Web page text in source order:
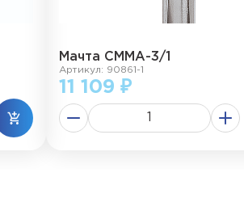
Мачта СММА-3/1
Артикул: 90861-1
11 109 ₽